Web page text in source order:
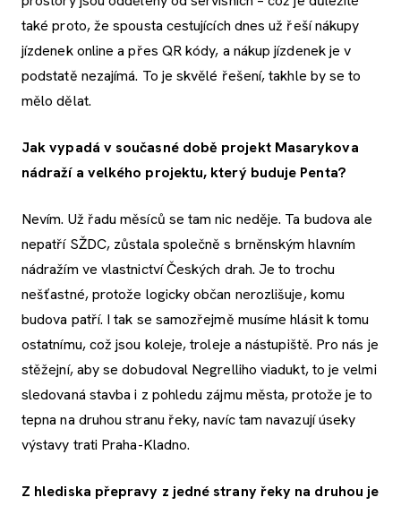
také proto, že spousta cestujících dnes už řeší nákupy
jízdenek online a přes QR kódy, a nákup jízdenek je v
podstatě nezajímá. To je skvělé řešení, takhle by se to
mělo dělat.
Jak vypadá v současné době projekt Masarykova
nádraží a velkého projektu, který buduje Penta?
Nevím. Už řadu měsíců se tam nic neděje. Ta budova ale
nepatří SŽDC, zůstala společně s brněnským hlavním
nádražím ve vlastnictví Českých drah. Je to trochu
nešťastné, protože logicky občan nerozlišuje, komu
budova patří. I tak se samozřejmě musíme hlásit k tomu
ostatnímu, což jsou koleje, troleje a nástupiště. Pro nás je
stěžejní, aby se dobudoval Negrelliho viadukt, to je velmi
sledovaná stavba i z pohledu zájmu města, protože je to
tepna na druhou stranu řeky, navíc tam navazují úseky
výstavy trati Praha-Kladno.
Z hlediska přepravy z jedné strany řeky na druhou je